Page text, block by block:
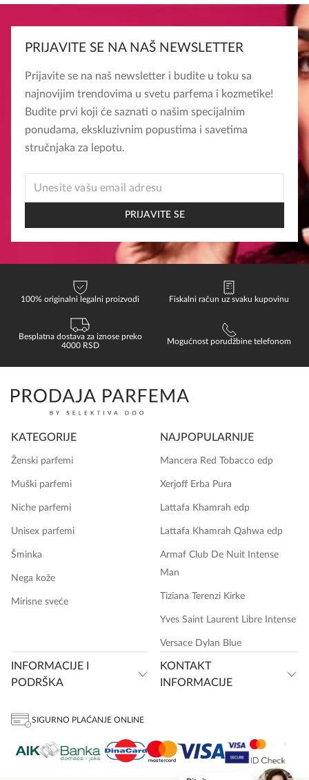
PRIJAVITE SE NA NAŠ NEWSLETTER
Prijavite se na naš newsletter i budite u toku sa
najnovijim trendovima u svetu parfema i kozmetike!
Budite prvi koji će saznati o našim specijalnim
ponudama, ekskluzivnim popustima i savetima
stručnjaka za lepotu.
EMAIL
PRIJAVITE SE
100% originalni legalni proizvodi Fiskalni račun uz svaku kupovinu
Besplatna dostava za iznose preko
4000 RSD
Mogućnost porudžbine telefonom
KATEGORIJE
Ženski parfemi
Muški parfemi
Niche parfemi
Unisex parfemi
Šminka
Nega kože
Mirisne sveće
NAJPOPULARNIJE
Mancera Red Tobacco edp
Xerjoff Erba Pura
Lattafa Khamrah edp
Lattafa Khamrah Qahwa edp
Armaf Club De Nuit Intense
Man
Tiziana Terenzi Kirke
Yves Saint Laurent Libre Intense
Versace Dylan Blue
INFORMACIJE I
PODRŠKA
KONTAKT
INFORMACIJE
SIGURNO PLAĆANJE ONLINE